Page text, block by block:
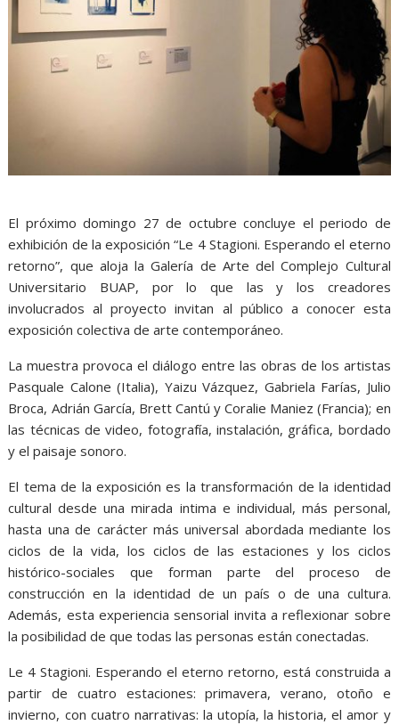
El próximo domingo 27 de octubre concluye el periodo de
exhibición de la exposición “Le 4 Stagioni. Esperando el eterno
retorno”, que aloja la Galería de Arte del Complejo Cultural
Universitario BUAP, por lo que las y los creadores
involucrados al proyecto invitan al público a conocer esta
exposición colectiva de arte contemporáneo.
La muestra provoca el diálogo entre las obras de los artistas
Pasquale Calone (Italia), Yaizu Vázquez, Gabriela Farías, Julio
Broca, Adrián García, Brett Cantú y Coralie Maniez (Francia); en
las técnicas de video, fotografía, instalación, gráfica, bordado
y el paisaje sonoro.
El tema de la exposición es la transformación de la identidad
cultural desde una mirada intima e individual, más personal,
hasta una de carácter más universal abordada mediante los
ciclos de la vida, los ciclos de las estaciones y los ciclos
histórico-sociales que forman parte del proceso de
construcción en la identidad de un país o de una cultura.
Además, esta experiencia sensorial invita a reflexionar sobre
la posibilidad de que todas las personas están conectadas.
Le 4 Stagioni. Esperando el eterno retorno, está construida a
partir de cuatro estaciones: primavera, verano, otoño e
invierno, con cuatro narrativas: la utopía, la historia, el amor y